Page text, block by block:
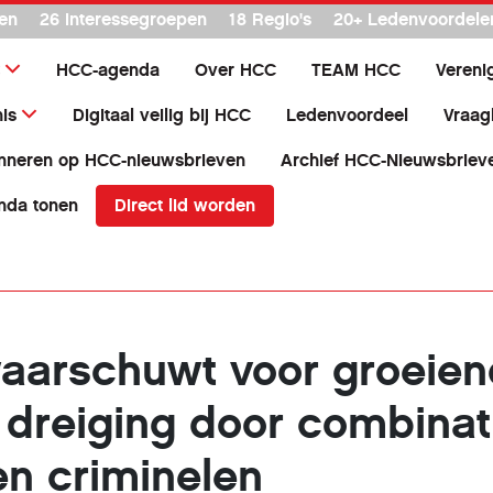
26 interessegroepen 18 Regio's 20+
HCC-agenda Over HCC TEAM HCC
Digitaal veilig bij HCC Ledenvoordeel
op HCC-nieuwsbrieven Archief HCC-
tonen Direct lid worden
voor
door
criminelen